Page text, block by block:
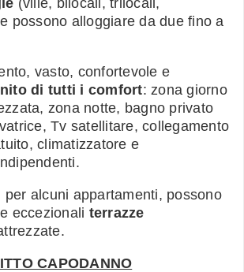
possono alloggiare da due fino a
vasto, confortevole e
di tutti i comfort: zona giorno
zona notte, bagno privato
Tv satellitare, collegamento
climatizzatore e
per alcuni appartamenti, possono
eccezionali terrazze
CAPODANNO